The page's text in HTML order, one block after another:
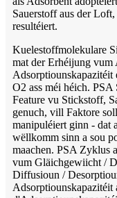
Sauerstoff aus der
resultéiert.
Kuelestoffmolekulare
mat der Erhéijung
Adsorptiounskapazitéit
O2 ass méi héich. PSA
Feature vu Stickstoff,
genuch, vill Faktore
manipuléiert ginn - dat
wëllkomm sinn a sou
maachen. PSA Zyklus
vum Gläichgewiicht /
Diffusioun /
Adsorptiounskapazitéit